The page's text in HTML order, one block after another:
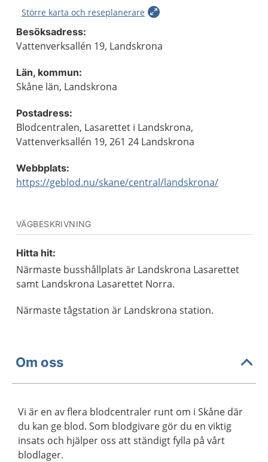
Större karta och reseplanerare
Besöksadress:
Vattenverksallén 19, Landskrona
Län, kommun:
Skåne län, Landskrona
Postadress:
Blodcentralen, Lasarettet i Landskrona,
Vattenverksallén 19, 261 24 Landskrona
Webbplats:
https://geblod.nu/skane/central/landskrona/
VÄGBESKRIVNING
Hitta hit:
Närmaste busshållplats är Landskrona Lasarettet
samt Landskrona Lasarettet Norra.
Närmaste tågstation är Landskrona station.
Om oss
Vi är en av flera blodcentraler runt om i Skåne där
du kan ge blod. Som blodgivare gör du en viktig
insats och hjälper oss att ständigt fylla på vårt
blodlager.